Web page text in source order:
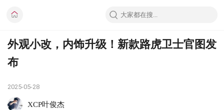
外观小改，内饰升级！新款路虎卫士官图发
布
2025-05-28
XCP叶俊杰